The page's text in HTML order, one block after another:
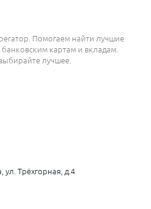
Помогаем найти лучшие
картам и вкладам.
лучшее.
ул. Трёхгорная, д.4